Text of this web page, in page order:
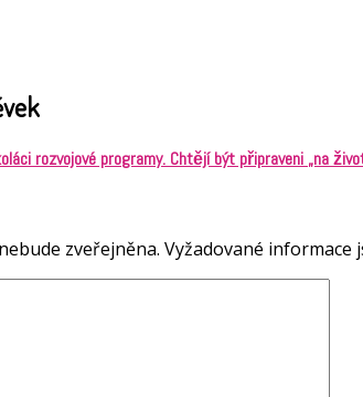
rozvojové programy. Chtějí být připraveni „na
zveřejněna. Vyžadované informace